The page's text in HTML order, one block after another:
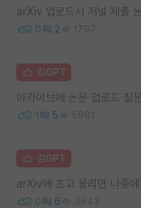
arXiv 업로드시 저널 제출
0 2 1797
김GPT
아카이브에 논문 업로드 질
1 5 5961
김GPT
arXiv에 초고 올리면 나중
0 6 3843